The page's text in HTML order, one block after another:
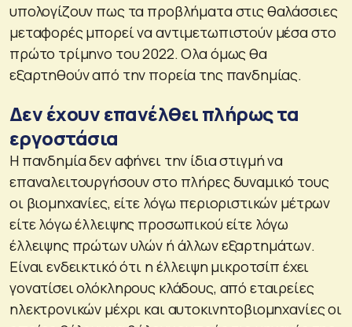
υπολογίζουν πως τα προβλήματα στις θαλάσσιες
μεταφορές μπορεί να αντιμετωπιστούν μέσα στο
πρώτο τρίμηνο του 2022. Ολα όμως θα
εξαρτηθούν από την πορεία της πανδημίας.
Δεν έχουν επανέλθει πλήρως τα
εργοστάσια
Η πανδημία δεν αφήνει την ίδια στιγμή να
επαναλειτουργήσουν στο πλήρες δυναμικό τους
οι βιομηχανίες, είτε λόγω περιοριστικών μέτρων
είτε λόγω έλλειψης προσωπικού είτε λόγω
έλλειψης πρώτων υλών ή άλλων εξαρτημάτων.
Είναι ενδεικτικό ότι η έλλειψη μικροτσίπ έχει
γονατίσει ολόκληρους κλάδους, από εταιρείες
ηλεκτρονικών μέχρι και αυτοκινητοβιομηχανίες οι